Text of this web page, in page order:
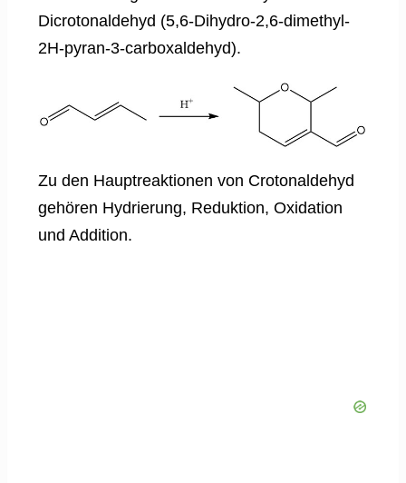
Dicrotonaldehyd (5,6-Dihydro-2,6-dimethyl-
2H-pyran-3-carboxaldehyd).
Zu den Hauptreaktionen von Crotonaldehyd
gehören Hydrierung, Reduktion, Oxidation
und Addition.